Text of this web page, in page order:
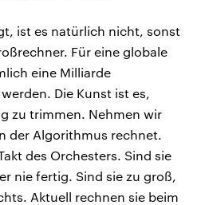
ist es natürlich nicht, sonst
Für eine globale
eine Milliarde
Die Kunst ist es,
zu trimmen. Nehmen wir
der Algorithmus rechnet.
des Orchesters. Sind sie
nie fertig. Sind sie zu groß,
Aktuell rechnen sie beim